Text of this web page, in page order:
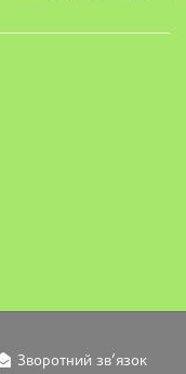
Зворотний зв’язок